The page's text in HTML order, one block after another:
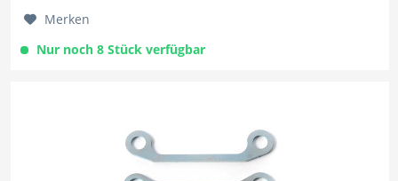
Merken
Nur noch 8 Stück verfügbar